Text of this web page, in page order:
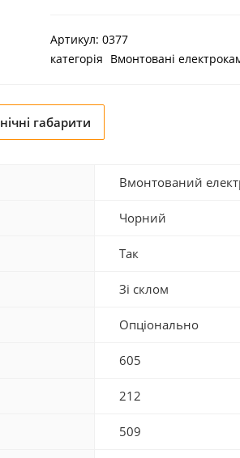
EF
кількість
Артикул: 0377
категорія Вмонтовані
габарити
Вмонтований
Чорний
Так
Зі склом
Опціонально
605
212
509